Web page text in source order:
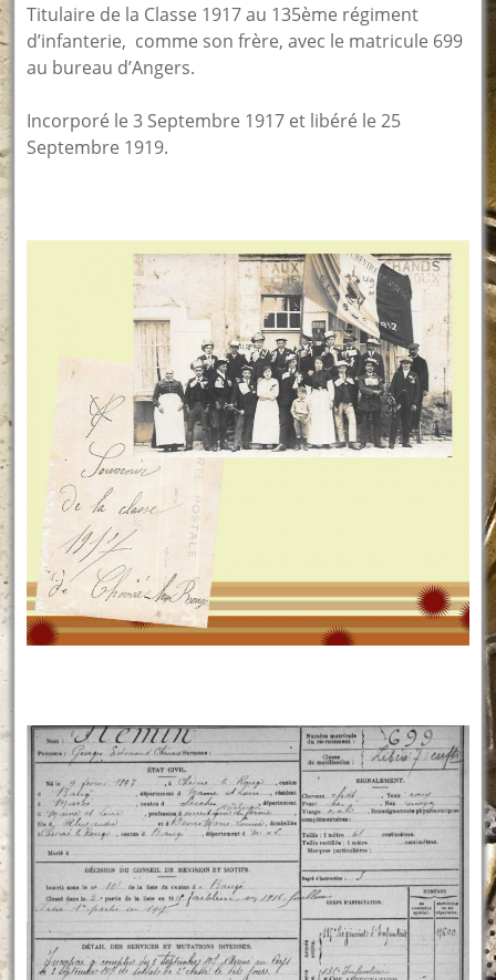
Titulaire de la Classe 1917 au 135ème régiment
d’infanterie, comme son frère, avec le matricule 699
au bureau d’Angers.
Incorporé le 3 Septembre 1917 et libéré le 25
Septembre 1919.